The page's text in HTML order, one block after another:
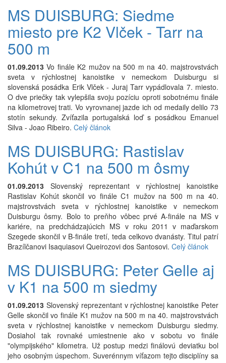
MS DUISBURG: Siedme
miesto pre K2 Vlček - Tarr na
500 m
01.09.2013 Vo finále K2 mužov na 500 m na 40. majstrovstvách
sveta v rýchlostnej kanoistike v nemeckom Duisburgu si
slovenská posádka Erik Vlček - Juraj Tarr vypádlovala 7. miesto.
O dve priečky tak vylepšila svoju pozíciu oproti sobotnému finále
na kilometrovej trati. Vo vyrovnanej jazde ich od medaily delilo 73
stotín sekundy. Zvíťazila portugalská loď s posádkou Emanuel
Silva - Joao Ribeiro. Celý článok
MS DUISBURG: Rastislav
Kohút v C1 na 500 m ôsmy
01.09.2013 Slovenský reprezentant v rýchlostnej kanoistike
Rastislav Kohút skončil vo finále C1 mužov na 500 m na 40.
majstrovstvách sveta v rýchlostnej kanoistike v nemeckom
Duisburgu ôsmy. Bolo to preňho vôbec prvé A-finále na MS v
kariére, na predchádzajúcich MS v roku 2011 v maďarskom
Szegede skončil v B-finále tretí, teda celkovo dvanásty. Titul patrí
Brazílčanovi Isaquiasovi Queirozovi dos Santosovi. Celý článok
MS DUISBURG: Peter Gelle aj
v K1 na 500 m siedmy
01.09.2013 Slovenský reprezentant v rýchlostnej kanoistike Peter
Gelle skončil vo finále K1 mužov na 500 m na 40. majstrovstvách
sveta v rýchlostnej kanoistike v nemeckom Duisburgu siedmy.
Dosiahol tak rovnaké umiestnenie ako v sobotu vo finále
"olympijského" kilometra. Už postup medzi finálovú deviatku bol
jeho osobným úspechom. Suverénnym víťazom tejto disciplíny sa